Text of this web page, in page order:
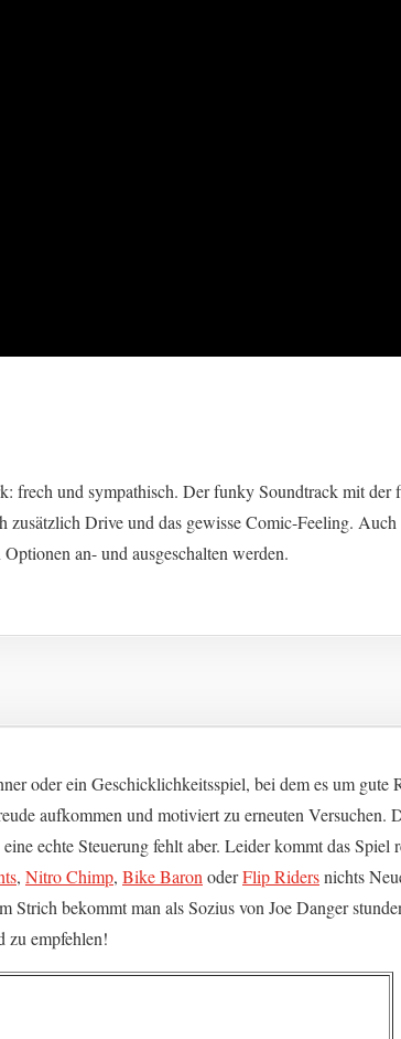
frech und sympathisch. Der funky Soundtrack mit der
zusätzlich Drive und das gewisse Comic-Feeling.
an- und ausgeschalten werden.
oder ein Geschicklichkeitsspiel, bei dem es um gute
aufkommen und motiviert zu erneuten Versuchen.
echte Steuerung fehlt aber. Leider kommt das Spiel
, Nitro Chimp, Bike Baron oderFlip Ridersnichts
Strich bekommt man als Sozius von Joe Danger
zu empfehlen!